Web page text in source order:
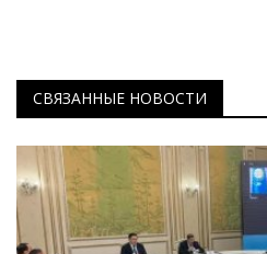
СВЯЗАННЫЕ НОВОСТИ